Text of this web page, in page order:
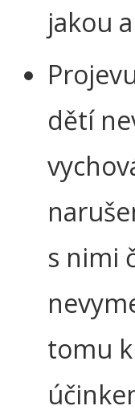
jakou
dětí
s nimi
tomu